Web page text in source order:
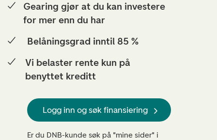
Gearing gjør at du kan investere
for mer enn du har
Belåningsgrad inntil 85 %
Vi belaster rente kun på
benyttet kreditt
Logg inn og søk finansiering
Er du DNB-kunde søk på "mine sider" i